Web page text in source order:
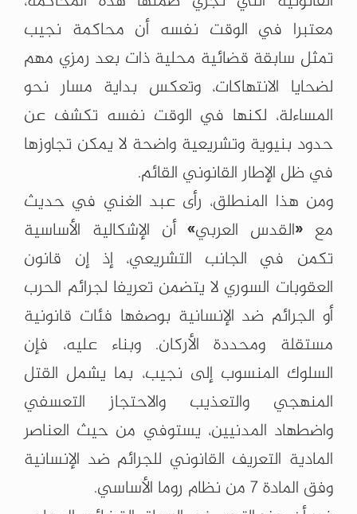
معتبرا في الوقت نفسه أن محاكمة نجيب
تمثل سابقة قضائية محلية ذات بعد رمزي مهم
لضحايا الانتهاكات، وتعكس بداية مسار نحو
المساءلة، لكنها في الوقت نفسه تكشف عن
حدود بنيوية وتشريعية واضحة لا يمكن تجاوزها
في ظل الإطار القانوني القائم.
ومن هذا المنطلق، رأى عبد الغني في حديث
مع «القدس العربي» أن الإشكالية الأساسية
تكمن في الجانب التشريعي، إذ إن قانون
العقوبات السوري لا يتضمن تعريفا لجرائم الحرب
أو الجرائم ضد الإنسانية بوصفها فئات قانونية
مستقلة ومحددة الأركان. وبناء عليه، فإن
السلوك المنسوب إلى نجيب، بما يشمل القتل
المنهجي والتعذيب والاحتجاز التعسفي
واضطهاد المدنيين، يستوفي من حيث العناصر
المادية التعريف القانوني للجرائم ضد الإنسانية
وفق المادة 7 من نظام روما الأساسي.